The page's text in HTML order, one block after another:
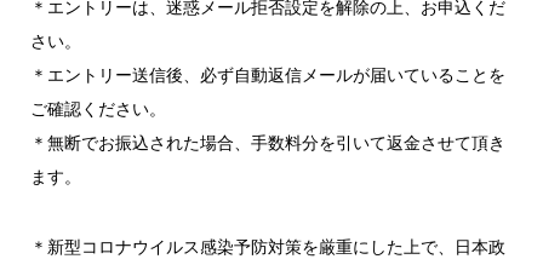
＊エントリーは、迷惑メール拒否設定を解除の上、お申込くだ
さい。
＊エントリー送信後、必ず自動返信メールが届いていることを
ご確認ください。
＊無断でお振込された場合、手数料分を引いて返金させて頂き
ます。
＊新型コロナウイルス感染予防対策を厳重にした上で、日本政